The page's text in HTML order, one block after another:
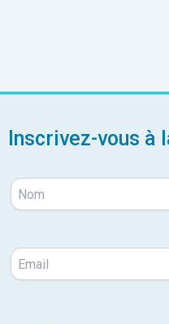
Inscrivez-vous à